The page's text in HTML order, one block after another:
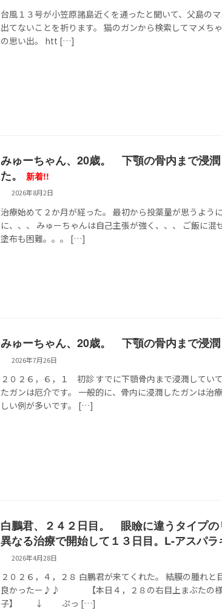
台風１３号が小笠原諸島近くを通ったと聞いて、父島の
出てないことを祈ります。 猫のガンから検索してマメち
の思い出。 htt […]
みゅーちゃん、20歳。 下顎の骨内まで浸
た。
新着!!
2026年8月2日
治療始めて２か月が経った。 最初から投薬量が思うよう
に、、、 みゅーちゃんは自己主張が強く、、、 ご飯に
塗布も困難。。。 […]
みゅーちゃん、20歳。 下顎の骨内まで浸
2026年7月26日
２０２６，６，１ 初診 すでに下顎骨内まで浸潤してい
たガンは厄介です。 一般的に、骨内に浸潤したガンは
しい例が多いです。 […]
白鵬君、２４２日目。 眼瞼に違うタイプ
異なる治療で開始して１３日目。L-アスパラ
2026年4月28日
２０２６，４，２８ 白鵬君が来てくれた。 結膜の腫れ
良かったー♪♪ 【本日４，２８の右目上まぶたの
子】 ↓ ぷっ […]